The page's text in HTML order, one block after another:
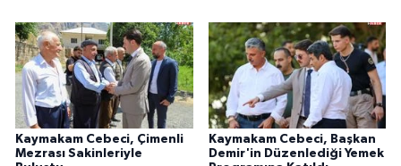
Kaymakam Cebeci, Çimenli
Mezrası Sakinleriyle
Kaymakam Cebeci, Başkan
Demir'in Düzenlediği Yemek